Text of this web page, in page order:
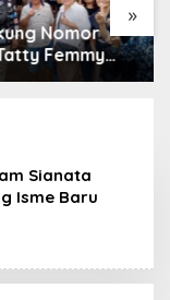
»
Nomor
Femmy
Berikan
Visi dan
Waleure
Sianata
Isme Baru